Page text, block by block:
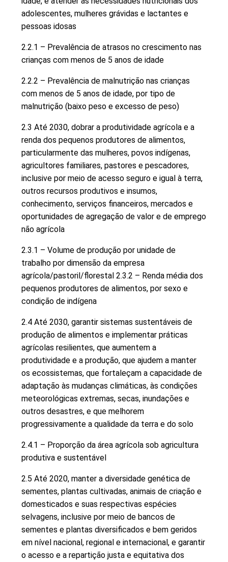
adolescentes, mulheres grávidas e lactantes e
pessoas idosas
2.2.1 – Prevalência de atrasos no crescimento nas
crianças com menos de 5 anos de idade
2.2.2 – Prevalência de malnutrição nas crianças
com menos de 5 anos de idade, por tipo de
malnutrição (baixo peso e excesso de peso)
2.3 Até 2030, dobrar a produtividade agrícola e a
renda dos pequenos produtores de alimentos,
particularmente das mulheres, povos indígenas,
agricultores familiares, pastores e pescadores,
inclusive por meio de acesso seguro e igual à terra,
outros recursos produtivos e insumos,
conhecimento, serviços financeiros, mercados e
oportunidades de agregação de valor e de emprego
não agrícola
2.3.1 – Volume de produção por unidade de
trabalho por dimensão da empresa
agrícola/pastoril/florestal 2.3.2 – Renda média dos
pequenos produtores de alimentos, por sexo e
condição de indígena
2.4 Até 2030, garantir sistemas sustentáveis de
produção de alimentos e implementar práticas
agrícolas resilientes, que aumentem a
produtividade e a produção, que ajudem a manter
os ecossistemas, que fortaleçam a capacidade de
adaptação às mudanças climáticas, às condições
meteorológicas extremas, secas, inundações e
outros desastres, e que melhorem
progressivamente a qualidade da terra e do solo
2.4.1 – Proporção da área agrícola sob agricultura
produtiva e sustentável
2.5 Até 2020, manter a diversidade genética de
sementes, plantas cultivadas, animais de criação e
domesticados e suas respectivas espécies
selvagens, inclusive por meio de bancos de
sementes e plantas diversificados e bem geridos
em nível nacional, regional e internacional, e garantir
o acesso e a repartição justa e equitativa dos